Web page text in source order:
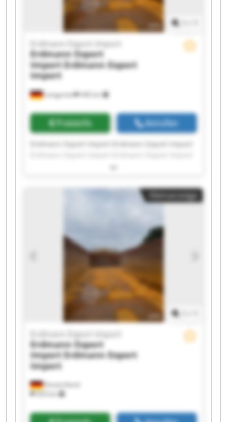
Leingarten 440 km
Erdmann Export Import
Erdmann Export
ImportErdmann Export
Import
Preisinfo Anrufen
Erdmann Export Import Erdmann Export Import
Erdmann Export Import Erdmann Export Import
Erdmann Export Import Erdmann Export Import
Erdmann Export Import Erdmann Export Import
Erdmann Export Import Erdmann Export Import
Erdmann Export Import Erdmann Export Import
Erdmann Export Import Erdmann Export Import
Kleinanzeige
Deutschland
503 km
Erdmann Export Import
Erdmann Export
ImportErdmann Export
Import